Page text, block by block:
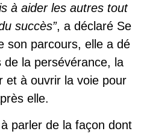
à aider les autres tout
succès”, a déclaré Se
son parcours, elle a dé
la persévérance, la
et à ouvrir la voie pour
elle.
parler de la façon dont